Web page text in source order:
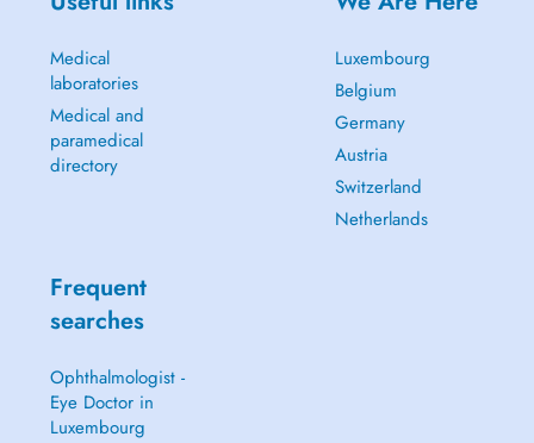
Medical
laboratories
Medical and
paramedical
directory
Luxembourg
Belgium
Germany
Austria
Switzerland
Netherlands
Frequent
searches
Ophthalmologist -
Eye Doctor in
Luxembourg